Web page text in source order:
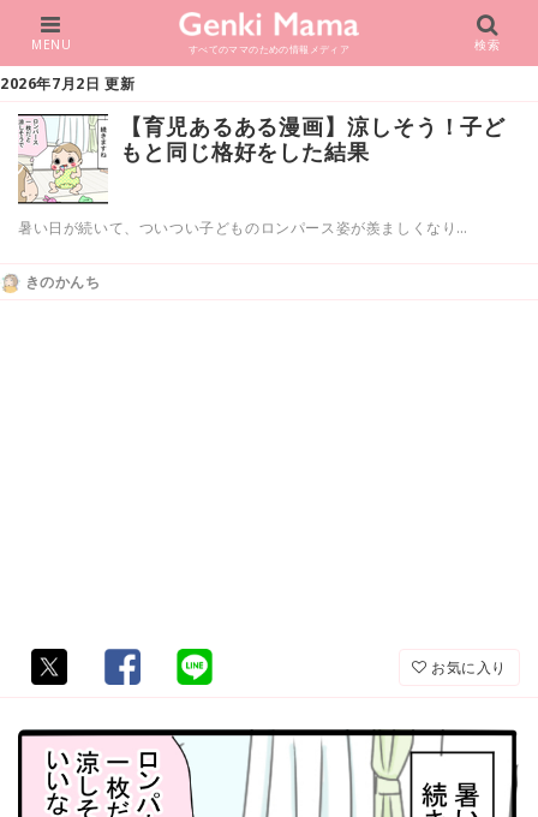
すべてのママのための情報メディア
MENU 検索
2026年7月2日 更新
【育児あるある漫画】涼しそう！子ど
もと同じ格好をした結果
暑い日が続いて、ついつい子どものロンパース姿が羨ましくなり…
きのかんち
お気に入り